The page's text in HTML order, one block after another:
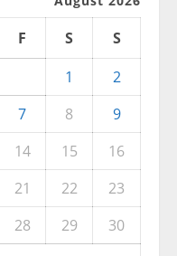
F S
S
1
2
7 8
9
14 15
16
21 22
23
28 29
30